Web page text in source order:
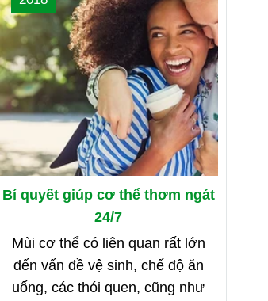
của Oriflame nhé!
Bí quyết giúp cơ thể thơm ngát
24/7
Mùi cơ thể có liên quan rất lớn
đến vấn đề vệ sinh, chế độ ăn
uống, các thói quen, cũng như